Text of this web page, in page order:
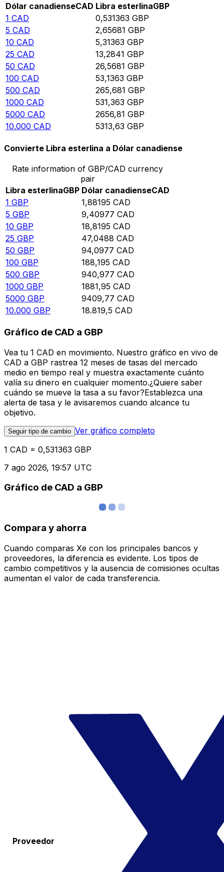
Dólar canadienseCAD Libra esterlinaGBP
1 CAD 0,531363 GBP
5 CAD 2,65681 GBP
10 CAD 5,31363 GBP
25 CAD 13,2841 GBP
50 CAD 26,5681 GBP
100 CAD 53,1363 GBP
500 CAD 265,681 GBP
1000 CAD 531,363 GBP
5000 CAD 2656,81 GBP
10.000 CAD 5313,63 GBP
Convierte Libra esterlina a Dólar canadiense
Rate information of GBP/CAD currency
pair
Libra esterlinaGBP Dólar canadienseCAD
1 GBP 1,88195 CAD
5 GBP 9,40977 CAD
10 GBP 18,8195 CAD
25 GBP 47,0488 CAD
50 GBP 94,0977 CAD
100 GBP 188,195 CAD
500 GBP 940,977 CAD
1000 GBP 1881,95 CAD
5000 GBP 9409,77 CAD
10.000 GBP 18.819,5 CAD
Gráfico de CAD a GBP
Vea tu 1 CAD en movimiento. Nuestro gráfico en vivo de
CAD a GBP rastrea 12 meses de tasas del mercado
medio en tiempo real y muestra exactamente cuánto
valía su dinero en cualquier momento.¿Quiere saber
cuándo se mueve la tasa a su favor?Establezca una
alerta de tasa y le avisaremos cuando alcance tu
objetivo.
Seguir tipo de cambio Ver gráfico completo
1 CAD = 0,531363 GBP
7 ago 2026, 19:57 UTC
Gráfico de CAD a GBP
Compara y ahorra
Cuando comparas Xe con los principales bancos y
proveedores, la diferencia es evidente. Los tipos de
cambio competitivos y la ausencia de comisiones ocultas
aumentan el valor de cada transferencia.
Proveedor